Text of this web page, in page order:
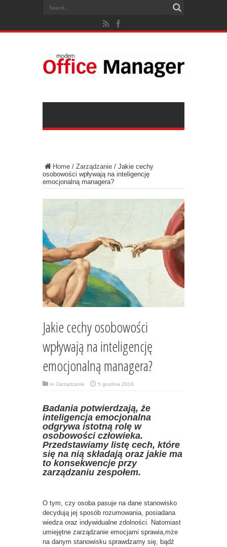
Home / Zarządzanie / Jakie cechy
osobowości wpływają na inteligencję
emocjonalną managera?
Jakie cechy osobowości
wpływają na inteligencję
emocjonalną managera?
in Zarządzanie 5 grudnia 2018
Badania potwierdzają, że
inteligencja emocjonalna
odgrywa istotną rolę w
osobowości człowieka.
Przedstawiamy listę cech, które
się na nią składają oraz jakie ma
to konsekwencje przy
zarządzaniu zespołem.
O tym, czy osoba pasuje na dane stanowisko
decydują jej sposób rozumowania, posiadana
wiedza oraz indywidualne zdolności. Natomiast
umiejętne zarządzanie emocjami sprawia,mże
na danym stanowisku sprawdzamy się, bądź